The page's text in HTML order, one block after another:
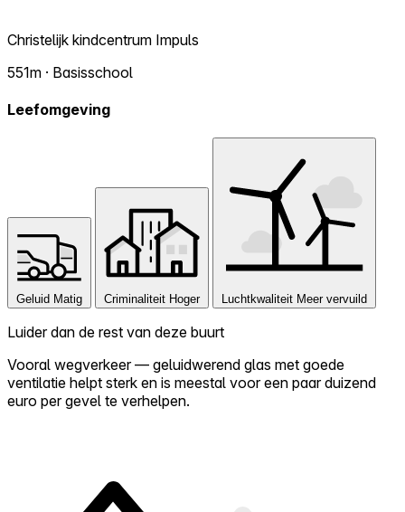
Christelijk kindcentrum Impuls
551m · Basisschool
Leefomgeving
Geluid Matig Criminaliteit Hoger Luchtkwaliteit Meer vervuild
Luider dan de rest van deze buurt
Vooral wegverkeer — geluidwerend glas met goede
ventilatie helpt sterk en is meestal voor een paar duizend
euro per gevel te verhelpen.